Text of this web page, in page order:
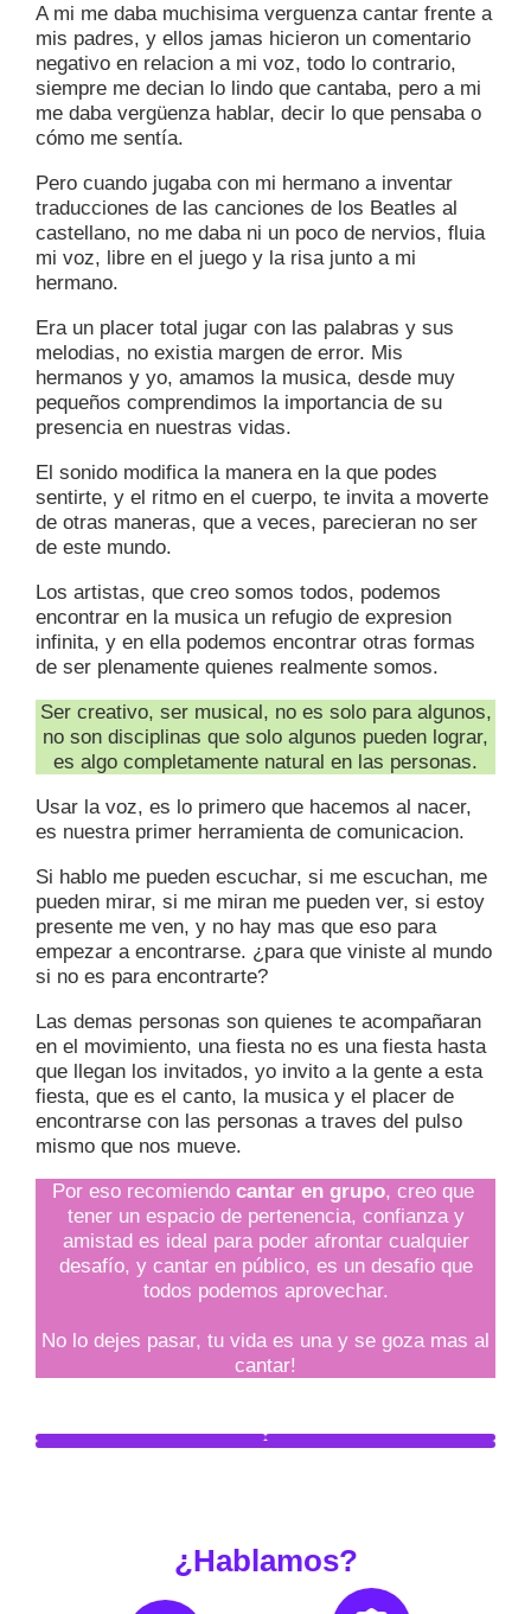
A mi me daba muchisima verguenza cantar frente a
mis padres, y ellos jamas hicieron un comentario
negativo en relacion a mi voz, todo lo contrario,
siempre me decian lo lindo que cantaba, pero a mi
me daba vergüenza hablar, decir lo que pensaba o
cómo me sentía.
Pero cuando jugaba con mi hermano a inventar
traducciones de las canciones de los Beatles al
castellano, no me daba ni un poco de nervios, fluia
mi voz, libre en el juego y la risa junto a mi
hermano.
Era un placer total jugar con las palabras y sus
melodias, no existia margen de error. Mis
hermanos y yo, amamos la musica, desde muy
pequeños comprendimos la importancia de su
presencia en nuestras vidas.
El sonido modifica la manera en la que podes
sentirte, y el ritmo en el cuerpo, te invita a moverte
de otras maneras, que a veces, parecieran no ser
de este mundo.
Los artistas, que creo somos todos, podemos
encontrar en la musica un refugio de expresion
infinita, y en ella podemos encontrar otras formas
de ser plenamente quienes realmente somos.
Ser creativo, ser musical, no es solo para algunos,
no son disciplinas que solo algunos pueden lograr,
es algo completamente natural en las personas.
Usar la voz, es lo primero que hacemos al nacer,
es nuestra primer herramienta de comunicacion.
Si hablo me pueden escuchar, si me escuchan, me
pueden mirar, si me miran me pueden ver, si estoy
presente me ven, y no hay mas que eso para
empezar a encontrarse. ¿para que viniste al mundo
si no es para encontrarte?
Las demas personas son quienes te acompañaran
en el movimiento, una fiesta no es una fiesta hasta
que llegan los invitados, yo invito a la gente a esta
fiesta, que es el canto, la musica y el placer de
encontrarse con las personas a traves del pulso
mismo que nos mueve.
Por eso recomiendo cantar en grupo, creo que
tener un espacio de pertenencia, confianza y
amistad es ideal para poder afrontar cualquier
desafío, y cantar en público, es un desafio que
todos podemos aprovechar.
No lo dejes pasar, tu vida es una y se goza mas al
cantar!
¿Hablamos?